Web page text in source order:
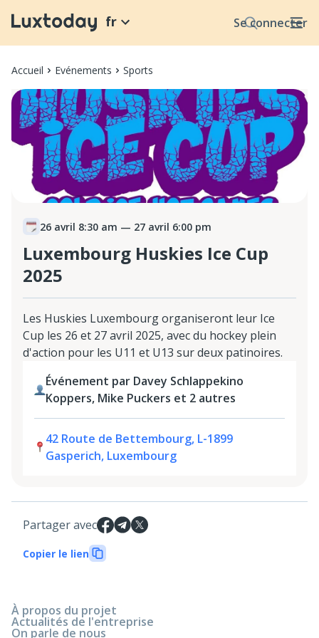
Se connecter
fr
Accueil Evénements Sports
26 avril 8:30 am — 27 avril 6:00 pm
Luxembourg Huskies Ice Cup
2025
Les Huskies Luxembourg organiseront leur Ice
Cup les 26 et 27 avril 2025, avec du hockey plein
d'action pour les U11 et U13 sur deux patinoires.
Événement par Davey Schlappekino
Koppers, Mike Puckers et 2 autres
42 Route de Bettembourg, L-1899
Gasperich, Luxembourg
Partager avec
Copier le lien
À propos du projet
Actualités de l'entreprise
On parle de nous